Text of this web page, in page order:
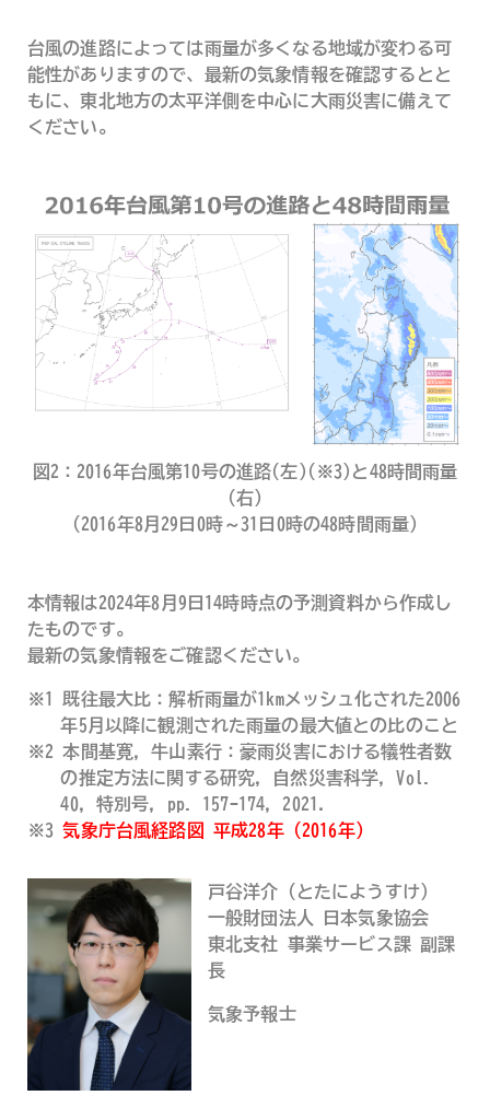
台風の進路によっては雨量が多くなる地域が変わる可
能性がありますので、最新の気象情報を確認するとと
もに、東北地方の太平洋側を中心に大雨災害に備えて
ください。
図2：2016年台風第10号の進路(左)(※3)と48時間雨量
(右)
(2016年8月29日0時～31日0時の48時間雨量)
本情報は2024年8月9日14時時点の予測資料から作成し
たものです。
最新の気象情報をご確認ください。
※1 既往最大比：解析雨量が1kmメッシュ化された2006
年5月以降に観測された雨量の最大値との比のこと
※2 本間基寛，牛山素行：豪雨災害における犠牲者数
の推定方法に関する研究，自然災害科学，Vol.
40，特別号，pp. 157-174，2021．
※3気象庁台風経路図 平成28年（2016年）
戸谷洋介（とたにようすけ）
一般財団法人 日本気象協会
東北支社 事業サービス課 副課
長
気象予報士